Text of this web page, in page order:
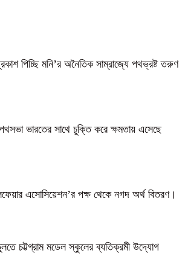
পিচ্ছি মনি’র অনৈতিক সাম্রাজ্যে পথভ্রষ্ট তরুণ
ভারতের সাথে চুক্তি করে ক্ষমতায় এসেছে
এসোসিয়েশন’র পক্ষ থেকে নগদ অর্থ বিতরণ।
চট্টগ্রাম মডেল স্কুলের ব্যতিক্রমী উদ্যোগ